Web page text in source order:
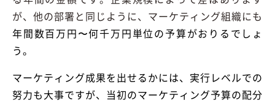
が、他の部署と同じように、マーケティング組織にも
年間数百万円〜何千万円単位の予算がおりるでしょ
う。
マーケティング成果を出せるかには、実行レベルでの
努力も大事ですが、当初のマーケティング予算の配分